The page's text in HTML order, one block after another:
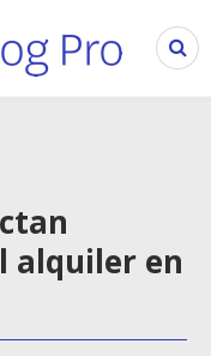
alquiler en